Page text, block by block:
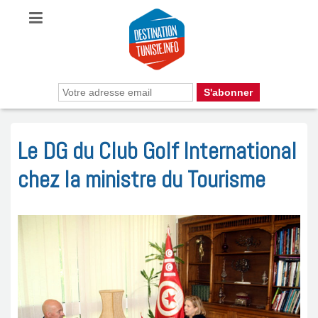
Le DG du Club Golf International
chez la ministre du Tourisme